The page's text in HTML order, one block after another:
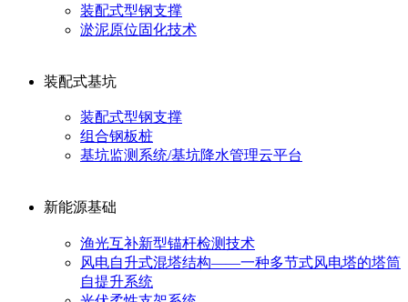
装配式型钢支撑
淤泥原位固化技术
装配式基坑
装配式型钢支撑
组合钢板桩
基坑监测系统/基坑降水管理云平台
新能源基础
渔光互补新型锚杆检测技术
风电自升式混塔结构——一种多节式风电塔的塔筒
自提升系统